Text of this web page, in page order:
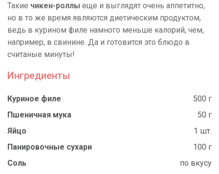
Такие чикен-роллы еще и выглядят очень аппетитно,
но в то же время являются диетическим продуктом,
ведь в курином филе намного меньше калорий, чем,
например, в свинине. Да и готовится это блюдо в
считаные минуты!
Ингредиенты
Куриное филе
500 г
Пшеничная мука
50 г
Яйцо
1 шт.
Панировочные сухари
100 г
Соль
по вкусу